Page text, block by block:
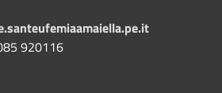
920116